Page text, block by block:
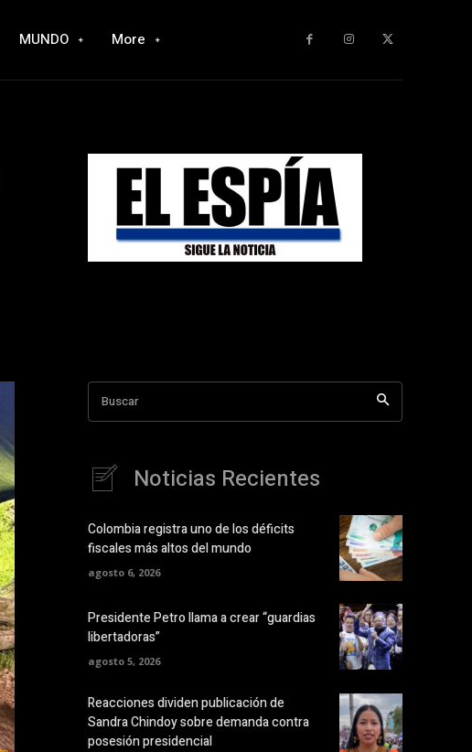
MUNDO More
Buscar
Noticias Recientes
Colombia registra uno de los déficits
fiscales más altos del mundo
agosto 6, 2026
Presidente Petro llama a crear “guardias
libertadoras”
agosto 5, 2026
Reacciones dividen publicación de
Sandra Chindoy sobre demanda contra
posesión presidencial